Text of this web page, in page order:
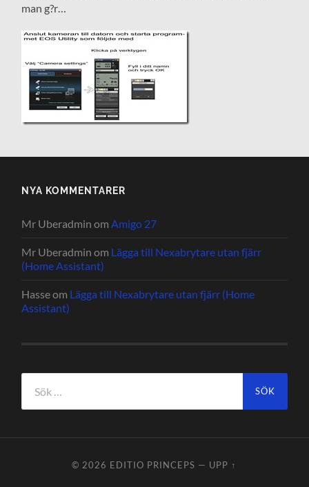
man g?r…
NYA KOMMENTARER
Mr Uberadmin omAmigo 27
Mr Uberadmin om Lägga till Nexabrytare utan fjärr
(Home Assistant)
Hasseom Lägga till Nexabrytare utan fjärr (Home
Assistant)
efter:
© 2026 EDITIO PRINCEPS — UPP ↑